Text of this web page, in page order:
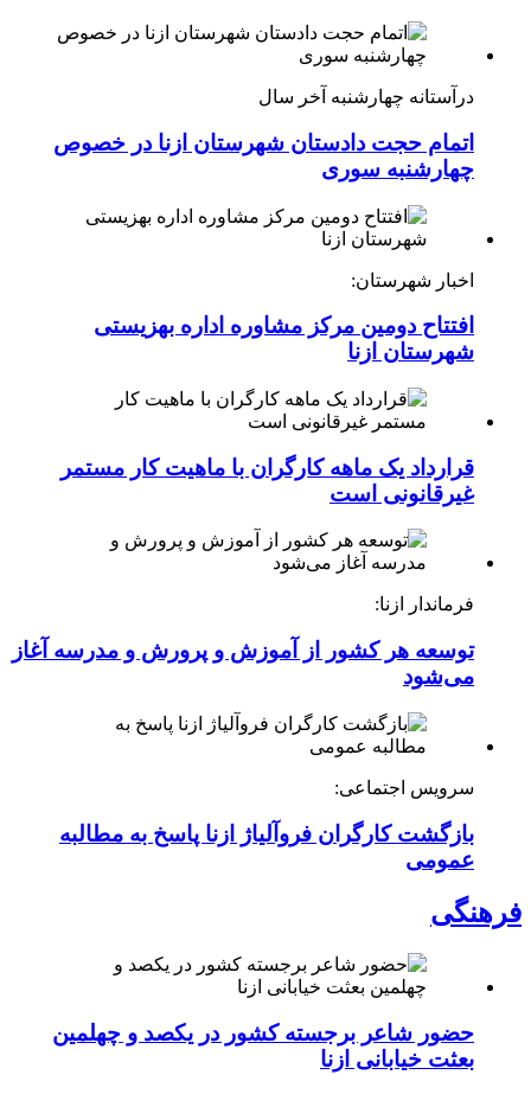
درآستانه چهارشنبه آخر سال
اتمام حجت دادستان شهرستان ازنا در خصوص
چهارشنبه ‌سوری
اخبار شهرستان:
افتتاح دومین مرکز مشاوره اداره بهزیستی
شهرستان ازنا
قرارداد یک ماهه کارگران با ماهیت کار مستمر
غیرقانونی است
فرماندار ازنا:
توسعه هر کشور از آموزش و پرورش و مدرسه آغاز
می‌شود
سرویس اجتماعی:
بازگشت کارگران فروآلیاژ ازنا پاسخ به مطالبه
عمومی
فرهنگی
حضور شاعر برجسته کشور در یکصد و چهلمین
بعثت خیابانی ازنا